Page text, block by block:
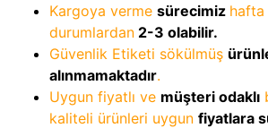
Kargoya verme sürecimiz hafta
durumlardan 2-3 olabilir.
Güvenlik Etiketi sökülmüş
alınmamaktadır.
Uygun fiyatlı ve müşteri odaklı
kaliteli ürünleri uygun fiyatlara